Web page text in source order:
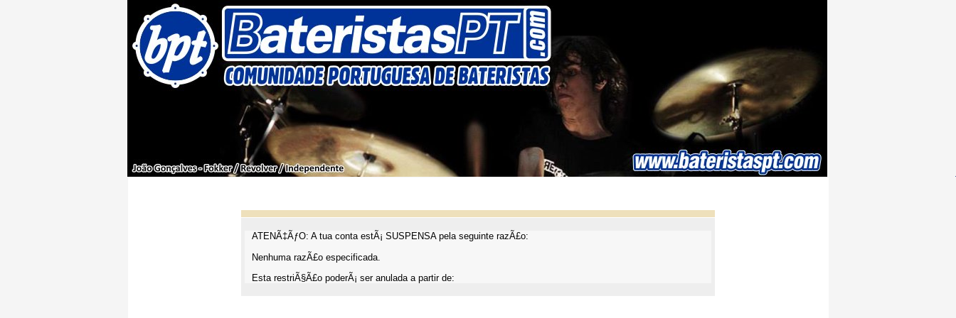
ATENÃ‡ÃƒO: A tua conta estÃ¡ SUSPENSA pela seguinte razÃ£o:
Nenhuma razÃ£o especificada.
Esta restriÃ§Ã£o poderÃ¡ ser anulada a partir de: